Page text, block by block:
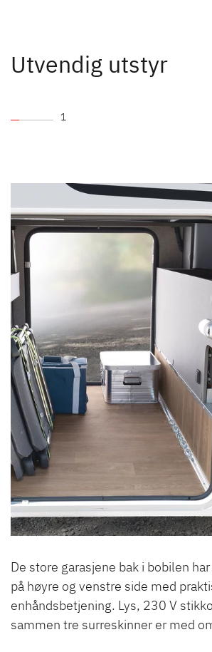
Utvendig utstyr
1
De store garasjene bak i bobilen
på høyre og venstre side med
enhåndsbetjening. Lys, 230 V
sammen tre surreskinner er med